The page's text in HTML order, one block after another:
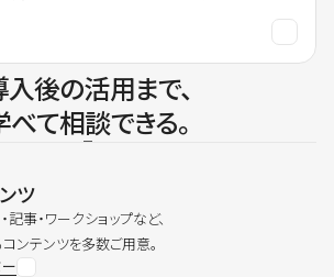
入後の活用まで、
べて相談できる。
ツ
事・ワークショップなど、
ンテンツを多数ご用意。